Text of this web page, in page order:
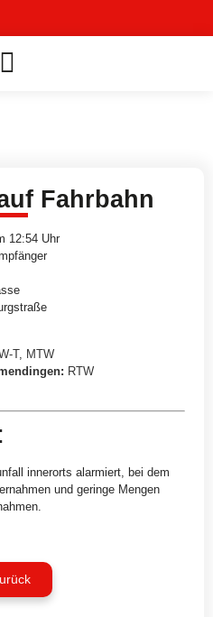
Fahrbahn
12:54 Uhr
T, MTW
: RTW
innerorts alarmiert, bei dem
und geringe Mengen